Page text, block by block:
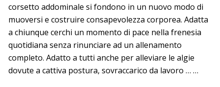
corsetto addominale si fondono in un nuovo modo di
muoversi e costruire consapevolezza corporea. Adatta
a chiunque cerchi un momento di pace nella frenesia
quotidiana senza rinunciare ad un allenamento
completo. Adatto a tutti anche per alleviare le algie
dovute a cattiva postura, sovraccarico da lavoro … …